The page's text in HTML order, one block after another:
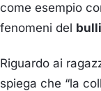
come esempio
fenomeni del
Riguardo ai
spiega che “la